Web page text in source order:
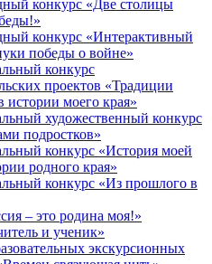
конкурс «Две столицы
конкурс «Интерактивный
победы о войне»
конкурс
проектов «Традиции
истории моего края»
художественный конкурс
подростков»
конкурс «История моей
родного края»
конкурс «Из прошлого в
– это родина моя!»
и ученик»
экскурсионных